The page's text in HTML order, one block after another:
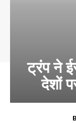
ट्रंप ने
देशों